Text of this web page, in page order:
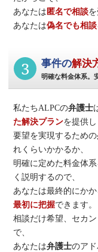
あなたは匿名で相談
あなたは偽名でも相談
3 事件の解決
明確な料金体系。
私たちALPCの弁護士
た解決プランを提供し
要望を実現するための
れくらいかかるか、
明確に定めた料金体
く説明するので、
あなたは最終的にか
最初に把握できます。
相談だけ希望、セカ
で、
あなたは弁護士のア